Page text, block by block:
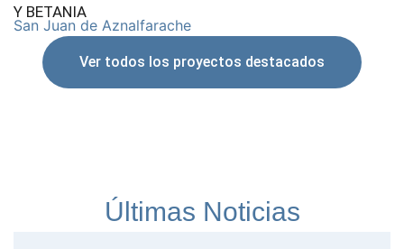
Y BETANIA
San Juan de Aznalfarache
Ver todos los proyectos destacados
Últimas Noticias